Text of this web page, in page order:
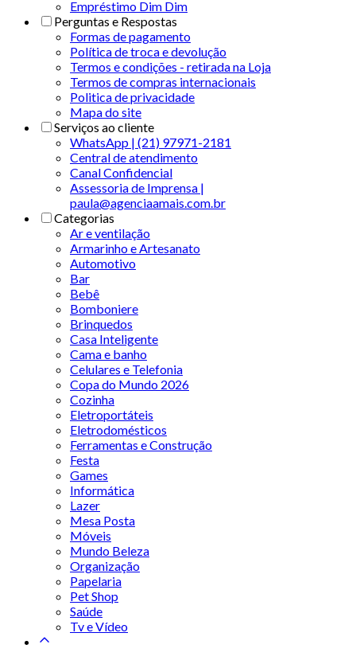
Empréstimo Dim Dim
Perguntas e Respostas
Formas de pagamento
Política de troca e devolução
Termos e condições - retirada na Loja
Termos de compras internacionais
Politica de privacidade
Mapa do site
Serviços ao cliente
WhatsApp | (21) 97971-2181
Central de atendimento
Canal Confidencial
Assessoria de Imprensa |
paula@agenciaamais.com.br
Categorias
Ar e ventilação
Armarinho e Artesanato
Automotivo
Bar
Bebê
Bomboniere
Brinquedos
Casa Inteligente
Cama e banho
Celulares e Telefonia
Copa do Mundo 2026
Cozinha
Eletroportáteis
Eletrodomésticos
Ferramentas e Construção
Festa
Games
Informática
Lazer
Mesa Posta
Móveis
Mundo Beleza
Organização
Papelaria
Pet Shop
Saúde
Tv e Vídeo